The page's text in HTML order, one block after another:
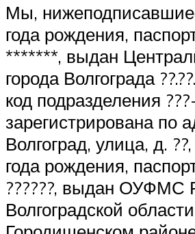
Мы,
года рождения,
*******, выдан
города Волгограда
код подразделения
зарегистрирована по
Волгоград, улица, д. ??,
года рождения,
??????, выдан ОУФМС
Волгоградской